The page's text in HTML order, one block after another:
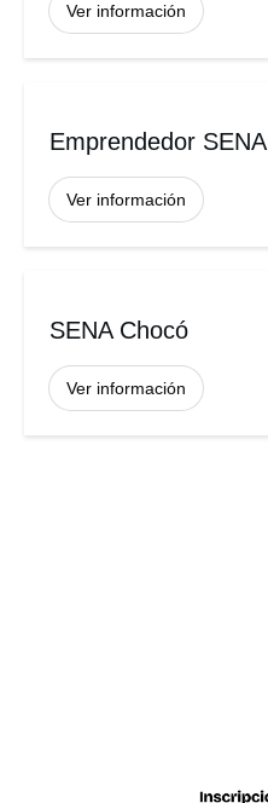
Ver información
Emprendedor SENA
Ver información
SENA Chocó
Ver información